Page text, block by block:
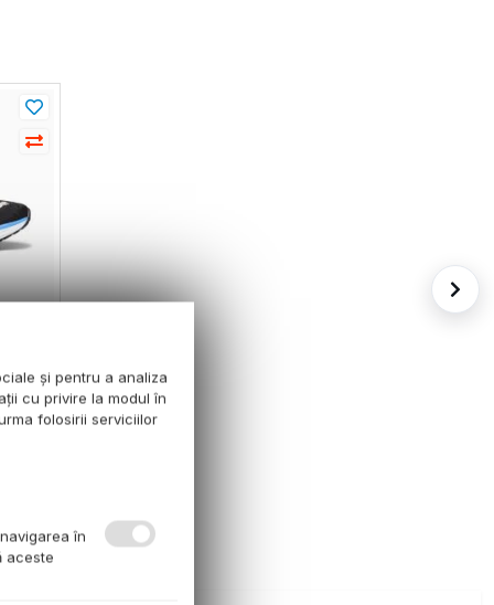
Ultra
și pentru a analiza
cu privire la modul în
folosirii serviciilor
în
aceste